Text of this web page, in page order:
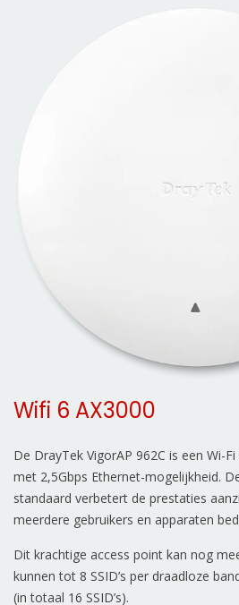
Wifi 6 AX3000
De DrayTek VigorAP 962C is een Wi-
met 2,5Gbps Ethernet-mogelijkheid.
standaard verbetert de prestaties
meerdere gebruikers en apparaten
Dit krachtige access point kan nog
kunnen tot 8 SSID’s per draadloze
(in totaal 16 SSID’s).